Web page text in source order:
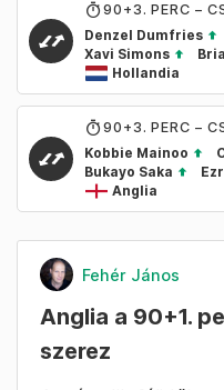
90 +3. PERC –
Denzel Dumfries
Xavi Simons
Hollandia
90 +3. PERC –
Kobbie Mainoo
Bukayo Saka
Anglia
Fehér János
Anglia a 90+1.
szerez